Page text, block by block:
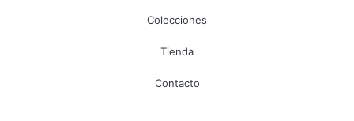
Colecciones
Tienda
Contacto